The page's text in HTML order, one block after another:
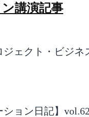
講演記事
ジェクト・ビジネ
ション日記】